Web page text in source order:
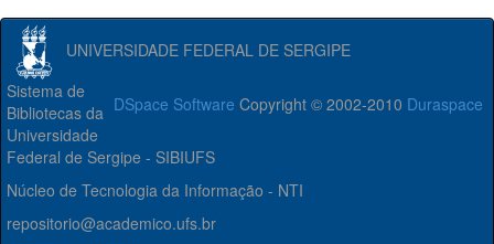
UNIVERSIDADE FEDERAL DE SERGIPE
DSpace Software Copyright © 2002-2010 Duraspace
Sistema de
Bibliotecas da
Universidade
Federal de Sergipe - SIBIUFS
Núcleo de Tecnologia da Informação - NTI
repositorio@academico.ufs.br